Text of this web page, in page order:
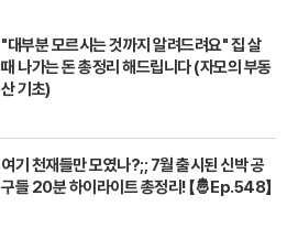
"대부분 모르시는 것까지 알려드려요" 집 살
때 나가는 돈 총정리 해드립니다 (자모의 부동
산 기초)
여기 천재들만 모였나?;; 7월 출시된 신박 공
구들 20분 하이라이트 총정리! 【🤴Ep.548】